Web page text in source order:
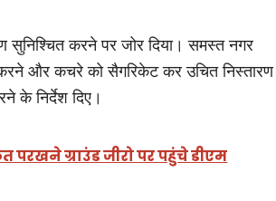
सुनिश्चित करने पर जोर दिया। समस्त नगर
और कचरे को सैगरिकेट कर उचित निस्तारण
निर्देश दिए।
परखने ग्राउंड जीरो पर पहुंचे डीएम